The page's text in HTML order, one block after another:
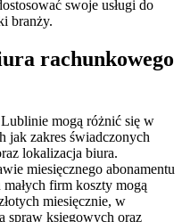
swoje usługi do
branży.
rachunkowego
mogą różnić się w
jak zakres świadczonych
lokalizacja biura.
miesięcznego abonamentu
firm koszty mogą
miesięcznie, w
spraw księgowych oraz